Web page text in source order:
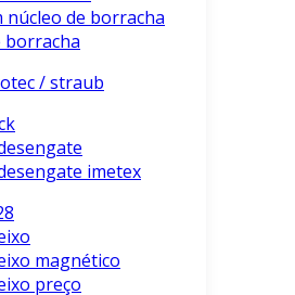
núcleo de borracha
borracha
/ straub
imetex
magnético
preço